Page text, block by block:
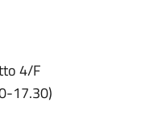
4/F
17.30)